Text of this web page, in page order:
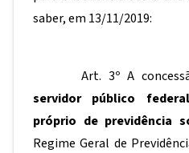
saber, em 13/11/2019:
Art. 3º A
servidor público
próprio de previdência
Regime Geral de